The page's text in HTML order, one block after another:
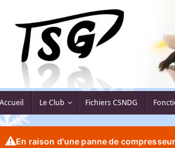
Accueil Le Club Fichiers CSNDG
⚠️En raison d'une panne de